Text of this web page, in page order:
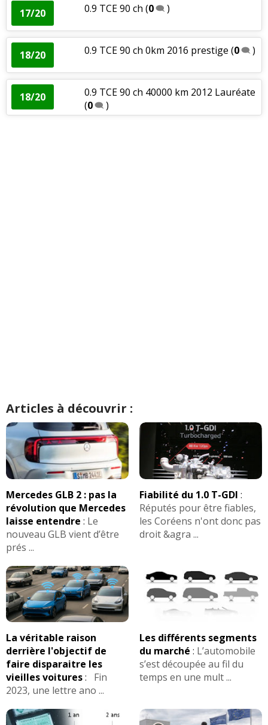
17/20 0.9 TCE 90 ch (0 )
18/20 0.9 TCE 90 ch 0km 2016 prestige (0 )
18/20
0.9 TCE 90 ch 40000 km 2012 Lauréate
(0 )
Articles à découvrir :
Mercedes GLB 2 : pas la
révolution que Mercedes
laisse entendre : Le
nouveau GLB vient d’être
prés ...
Fiabilité du 1.0 T-GDI :
Réputés pour être fiables,
les Coréens n'ont donc pas
droit &agra ...
La véritable raison
derrière l'objectif de
faire disparaitre les
vieilles voitures:
Fin
2023, une lettre ano ...
Les différents segments
du marché : L’automobile
s’est découpée au fil du
temps en une mult ...